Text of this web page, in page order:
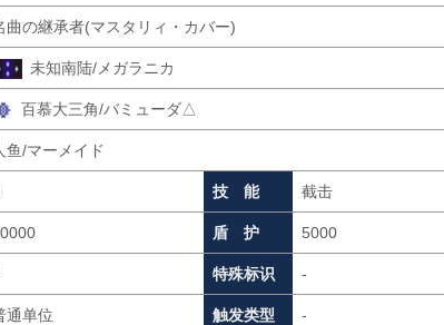
曲の継承者(マスタリィ・カバー)
未知南陆/メガラニカ
百慕大三角/バミューダ△
鱼/マーメイド
技 能 截击
盾 护 5000
特殊标识 -
通单位 触发类型 -